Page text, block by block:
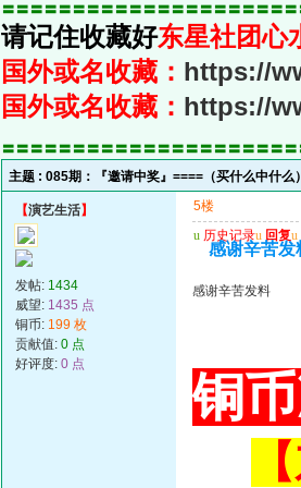
〓〓〓〓〓〓〓〓〓〓〓〓〓〓〓〓〓〓〓〓
请记住收藏好东星社团心
国外或名收藏： https://
国外或名收藏： https://
〓〓〓〓〓〓〓〓〓〓〓〓〓〓〓〓〓〓〓〓
主题 : 085期：『邀请中奖』====（买什么中什
【演艺生活】
发帖: 1434
威望: 1435 点
铜币: 199 枚
贡献值: 0 点
好评度: 0 点
5楼
u 历史记录u 回复u
感谢辛苦发
感谢辛苦发料
铜